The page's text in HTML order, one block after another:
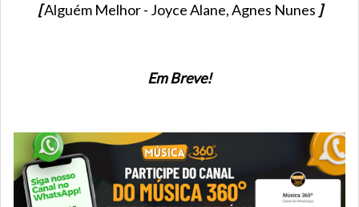
[Alguém Melhor - Joyce Alane, Agnes Nunes ]
Em Breve!